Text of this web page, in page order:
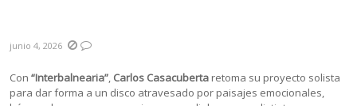
junio 4, 2026
Con“Interbalnearia”, Carlos Casacuberta retoma su proyecto solista
para dar forma a un disco atravesado por paisajes emocionales,